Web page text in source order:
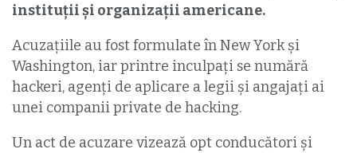
instituții și organizații americane.
Acuzațiile au fost formulate în New York și
Washington, iar printre inculpați se numără
hackeri, agenți de aplicare a legii și angajați ai
unei companii private de hacking.
Un act de acuzare vizează opt conducători și